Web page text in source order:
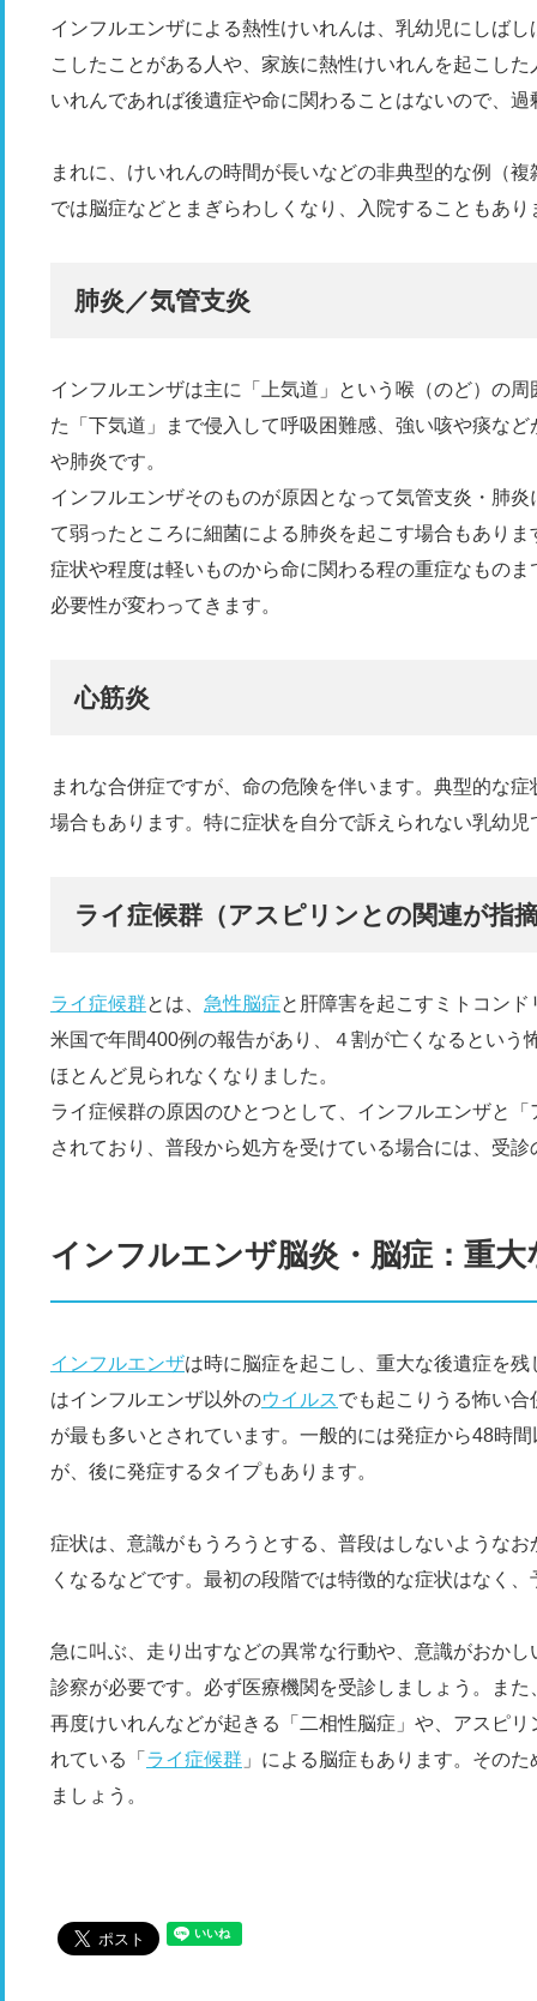
インフルエンザによる熱性けいれんは、乳幼児にしば
こしたことがある人や、家族に熱性けいれんを起こし
いれんであれば後遺症や命に関わることはないので、
まれに、けいれんの時間が長いなどの非典型的な例（
では脳症などとまぎらわしくなり、入院することもあり
肺炎／気管支炎
インフルエンザは主に「上気道」という喉（のど）の
た「下気道」まで侵入して呼吸困難感、強い咳や痰な
や肺炎です。
インフルエンザそのものが原因となって気管支炎・肺
て弱ったところに細菌による肺炎を起こす場合もありま
症状や程度は軽いものから命に関わる程の重症なもの
必要性が変わってきます。
心筋炎
まれな合併症ですが、命の危険を伴います。典型的な
場合もあります。特に症状を自分で訴えられない乳幼
ライ症候群（アスピリンとの関連が指
ライ症候群とは、 急性脳症と肝障害を起こすミトコン
米国で年間400例の報告があり、４割が亡くなるという
ほとんど見られなくなりました。
ライ症候群の原因のひとつとして、インフルエンザと
されており、普段から処方を受けている場合には、受
インフルエンザ脳炎・脳症：重
インフルエンザは時に脳症を起こし、重大な後遺症を
はインフルエンザ以外のウイルスでも起こりうる怖い
が最も多いとされています。一般的には発症から48時
が、後に発症するタイプもあります。
症状は、意識がもうろうとする、普段はしないような
くなるなどです。最初の段階では特徴的な症状はなく
急に叫ぶ、走り出すなどの異常な行動や、意識がおか
診察が必要です。必ず医療機関を受診しましょう。また
再度けいれんなどが起きる「二相性脳症」や、アスピ
れている「 ライ症候群 」による脳症もあります。その
ましょう。